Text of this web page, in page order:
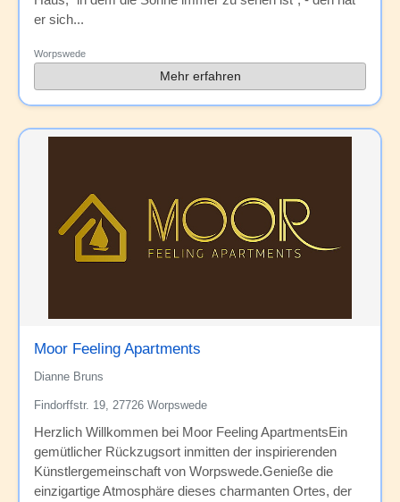
er sich...
Worpswede
Mehr erfahren
Moor Feeling Apartments
Dianne Bruns
Findorffstr. 19, 27726 Worpswede
Herzlich Willkommen bei Moor Feeling ApartmentsEin
gemütlicher Rückzugsort inmitten der inspirierenden
Künstlergemeinschaft von Worpswede.Genieße die
einzigartige Atmosphäre dieses charmanten Ortes, der